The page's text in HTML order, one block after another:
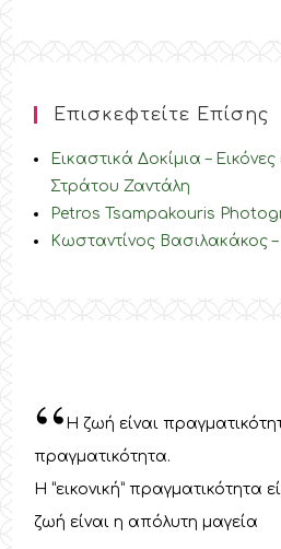
Επισκεφτείτε Επίσης
Εικαστικά Δοκίμια –
Στράτου Ζαντάλη
Petros Tsampakouris
Κωσταντίνος Βασιλακάκος –
“Η ζωή είναι
πραγματικότητα.
Η “εικονική” πραγματικότητα
ζωή είναι η απόλυτη μαγεία